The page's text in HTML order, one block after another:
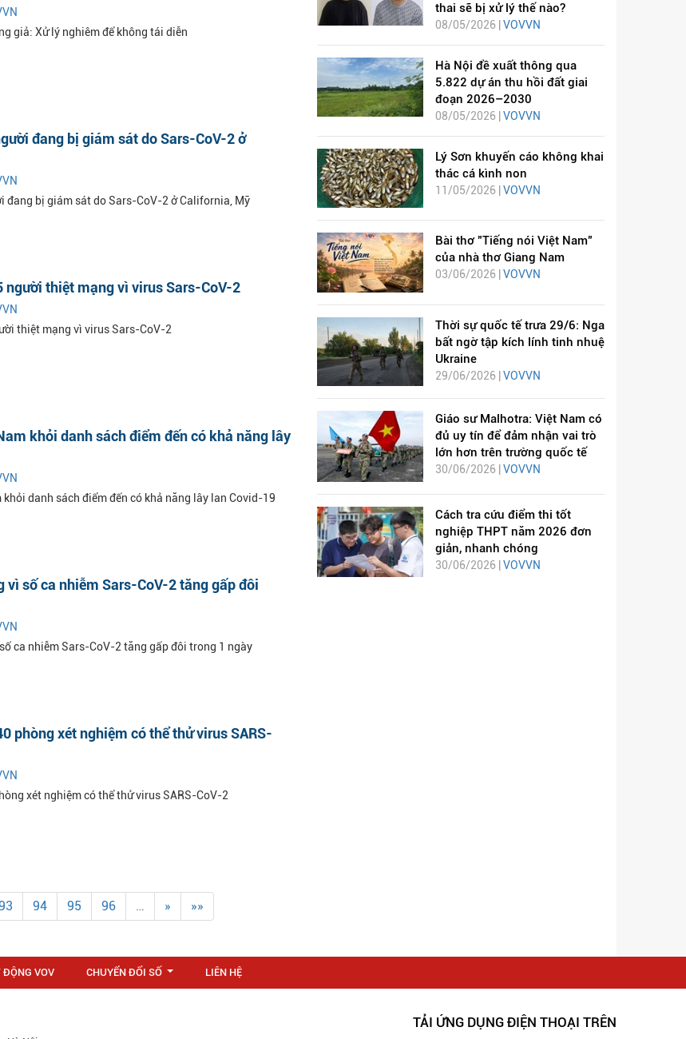
giả: Xử lý nghiêm để không tái diễn
đang bị giám sát do Sars-CoV-2 ở
đang bị giám sát do Sars-CoV-2 ở California, Mỹ
người thiệt mạng vì virus Sars-CoV-2
thiệt mạng vì virus Sars-CoV-2
khỏi danh sách điểm đến có khả năng lây
khỏi danh sách điểm đến có khả năng lây lan Covid-19
vì số ca nhiễm Sars-CoV-2 tăng gấp đôi
ca nhiễm Sars-CoV-2 tăng gấp đôi trong 1 ngày
phòng xét nghiệm có thể thử virus SARS-
xét nghiệm có thể thử virus SARS-CoV-2
thai sẽ bị xử lý thế nào?
08/05/2026 | VOVVN
Hà Nội đề xuất thông qua
5.822 dự án thu hồi đất giai
đoạn 2026–2030
08/05/2026 | VOVVN
Lý Sơn khuyến cáo không khai
thác cá kình non
11/05/2026 | VOVVN
Bài thơ "Tiếng nói Việt Nam"
của nhà thơ Giang Nam
03/06/2026 | VOVVN
Thời sự quốc tế trưa 29/6: Nga
bất ngờ tập kích lính tinh nhuệ
Ukraine
29/06/2026 | VOVVN
Giáo sư Malhotra: Việt Nam có
đủ uy tín để đảm nhận vai trò
lớn hơn trên trường quốc tế
30/06/2026 | VOVVN
Cách tra cứu điểm thi tốt
nghiệp THPT năm 2026 đơn
giản, nhanh chóng
30/06/2026 |VOVVN
94 95 96 … » »»
ĐỘNG VOV CHUYỂN ĐỔI SỐ LIÊN HỆ
TẢI ỨNG DỤNG ĐIỆN THOẠI TRÊN